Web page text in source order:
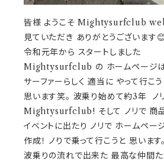
皆様 ようこそ Mightysurfclub
見ていただき ありがとうございます
令和元年から スタートしました
Mightysurfclub の ホームページ
サーファーらしく 適当に やって行こう
思います笑。 波乗り始めて約3年 ノ
Mightysurfclub! そして ノリで 商品
イベントに出たり ノリで ホームペー
作成！ ノりで乗って行こうと 思います。
波乗りの流れで出来た 最高な仲間た